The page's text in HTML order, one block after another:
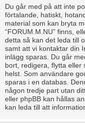
Du går med på att inte
förtalande, hatiskt,
material som kan bryta
“FORUM.M.NU” finns,
detta så kan det leda till
samt att vi kontaktar din
inlägg sparas. Du går
bort, redigera, flytta eller
helst. Som användare
sparas i en databas.
någon tredje part utan
eller phpBB kan hållas
kan leda till att